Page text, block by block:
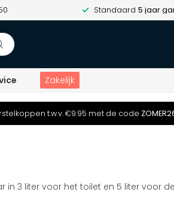
Standaard 5 jaar
Zakelijk
t.w.v. €9.95 met de code
3 liter voor het toilet en 5 liter voor